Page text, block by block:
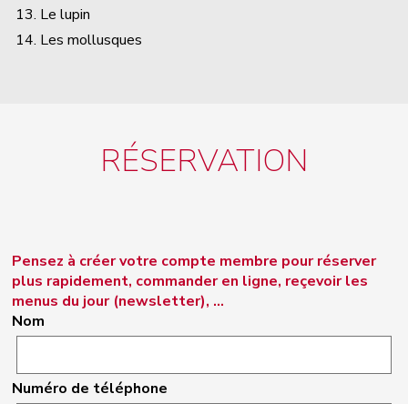
13. Le lupin
14. Les mollusques
RÉSERVATION
Pensez à créer votre compte membre pour réserver
plus rapidement, commander en ligne, reçevoir les
menus du jour (newsletter), ...
Nom
Numéro de téléphone